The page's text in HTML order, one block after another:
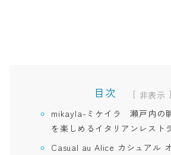
目次 [
]
mikayla-ミケイラ 瀬戸内の
を楽しめるイタリアンレスト
Casual au Alice カシュアル